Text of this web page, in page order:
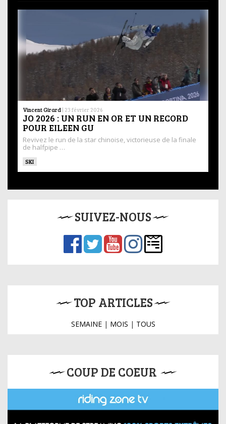
Vincent Girard | 23 février 2026
JO 2026 : UN RUN EN OR ET UN RECORD
POUR EILEEN GU
Revivez le run de la star chinoise, victorieuse de la finale
de halfpipe …
SKI
SUIVEZ-NOUS
TOP ARTICLES
SEMAINE| MOIS | TOUS
COUP DE COEUR